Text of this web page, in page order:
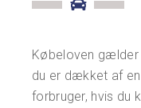
Købeloven gælder
du er dækket af
forbruger, hvis du